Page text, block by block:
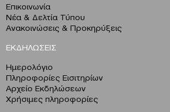
Επικοινωνία
Νέα & Δελτία Τύπου
Ανακοινώσεις & Προκηρύξεις
ΕΚΔΗΛΩΣΕΙΣ
Ημερολόγιο
Πληροφορίες Εισιτηρίων
Αρχείο Εκδηλώσεων
Χρήσιμες πληροφορίες